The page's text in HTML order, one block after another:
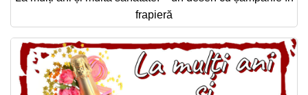
frapieră